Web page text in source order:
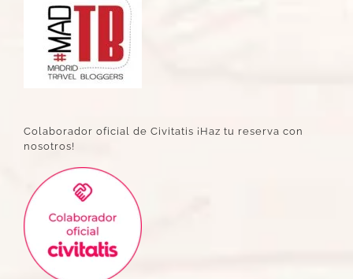
Colaborador oficial de Civitatis ¡Haz tu reserva con
nosotros!